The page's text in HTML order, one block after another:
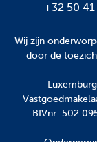
+32 50
Wij zijn
door de
BIVnr: